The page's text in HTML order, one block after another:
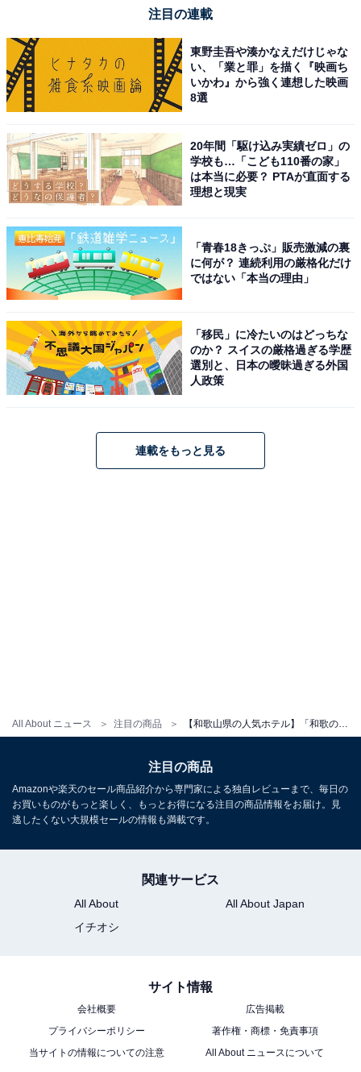
All About ニュース 注目の商品
スタッフの接客が非常に丁寧で温かく快適に過ごす
ことができる
アクセス・料金・宿泊情報は？
チェックアウト：10:00
※プランにより時間が異なる可能性があります
※掲載されている情報は記事公開時のものです。あらか
じめご了承ください。
また、記事中の宿泊プランを予約すると、売上の一部が
オールアバウトに還元されることがあります。
こちらもおすすめ
注目の連載
東野圭吾や湊かなえだけじゃな
い、「業と罪」を描く『映画ち
いかわ』から強く連想した映画
8選
20年間「駆け込み実績ゼロ」の
学校も…「こども110番の家」
は本当に必要？ PTAが直面する
理想と現実
「青春18きっぷ」販売激減の裏
に何が？ 連続利用の厳格化だけ
ではない「本当の理由」
「移民」に冷たいのはどっちな
のか？ スイスの厳格過ぎる学歴
選別と、日本の曖昧過ぎる外国
人政策
連載をもっと見る
注目の商品
Amazonや楽天のセール商品紹介から専門家による独自レビューまで、毎日の
お買いものがもっと楽しく、もっとお得になる注目の商品情報をお届け。見
逃したくない大規模セールの情報も満載です。
関連サービス
All About
All About Japan
イチオシ
サイト情報
会社概要
広告掲載
プライバシーポリシー
著作権・商標・免責事項
当サイトの情報についての注意
All About ニュースについて